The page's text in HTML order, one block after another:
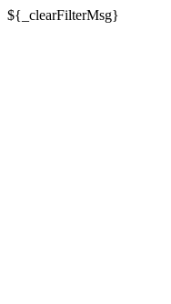
${_clearFilterMsg}